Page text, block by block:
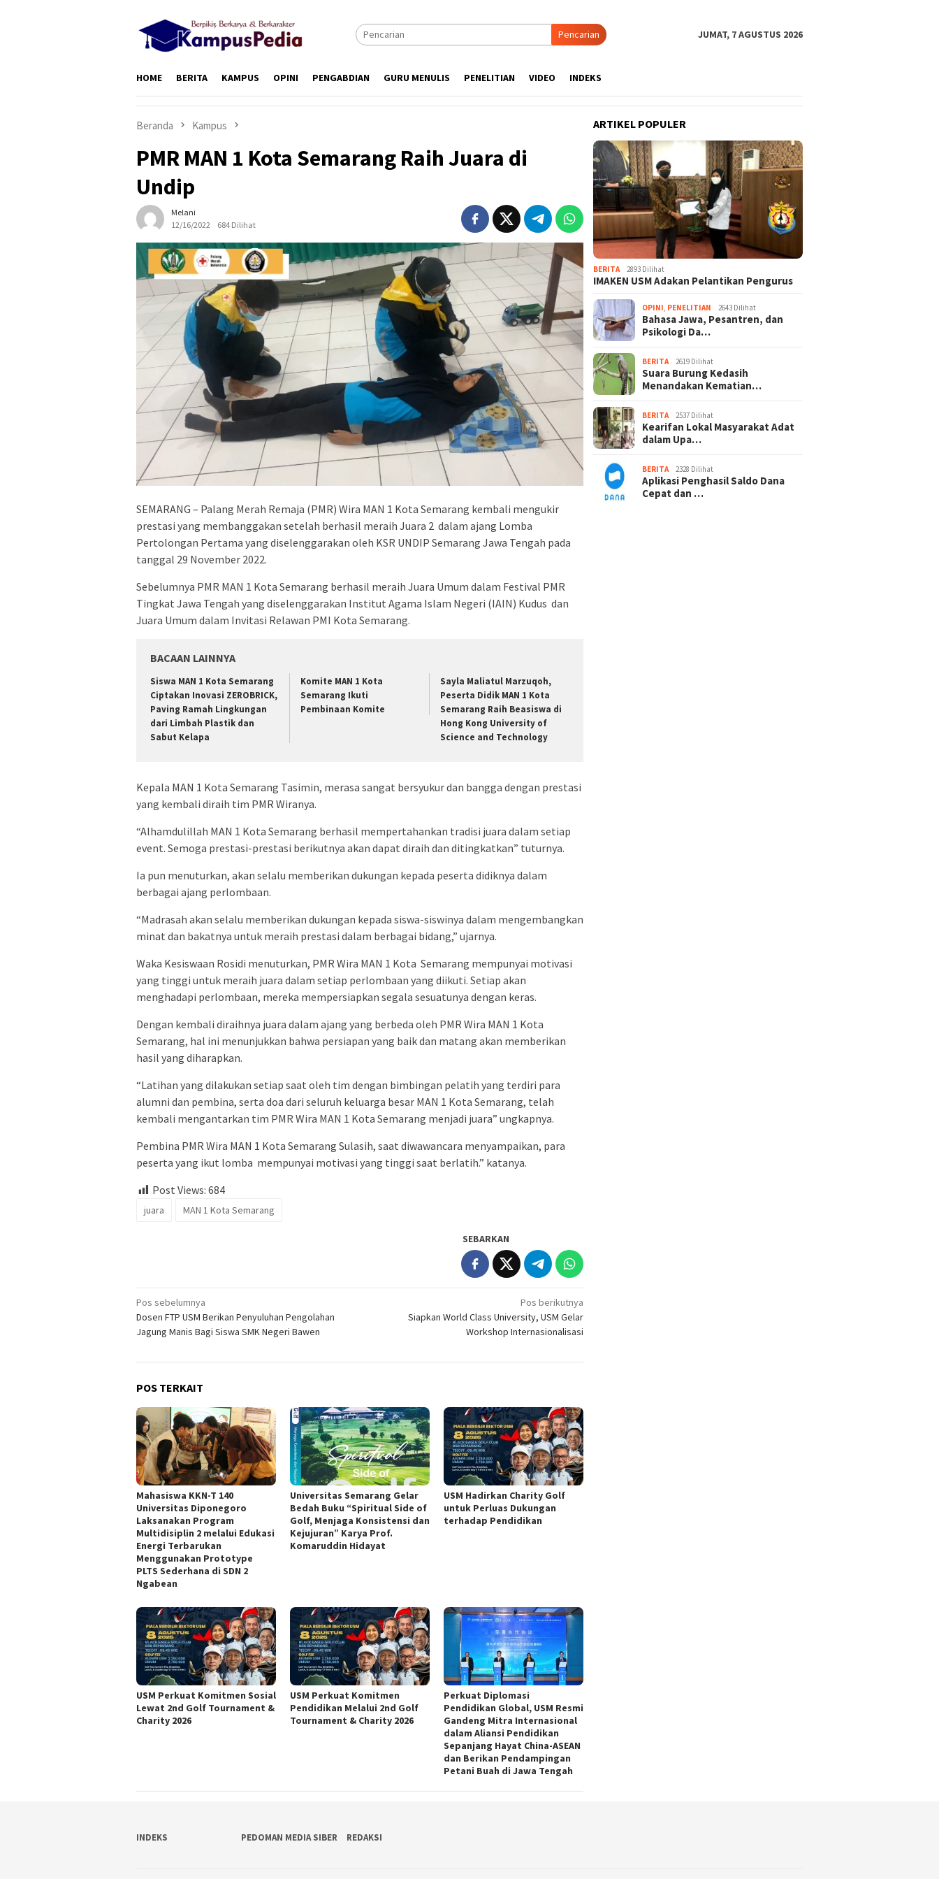
Pencarian JUMAT, 7 AGUSTUS 2026
HOME BERITA KAMPUS OPINI PENGABDIAN GURU MENULIS PENELITIAN VIDEO INDEKS
Beranda Kampus
PMR MAN 1 Kota Semarang Raih Juara di
Undip
Melani
12/16/2022
684 Dilihat
SEMARANG – Palang Merah Remaja (PMR) Wira MAN 1 Kota Semarang kembali mengukir
prestasi yang membanggakan setelah berhasil meraih Juara 2 dalam ajang Lomba
Pertolongan Pertama yang diselenggarakan oleh KSR UNDIP Semarang Jawa Tengah pada
tanggal 29 November 2022.
Sebelumnya PMR MAN 1 Kota Semarang berhasil meraih Juara Umum dalam Festival PMR
Tingkat Jawa Tengah yang diselenggarakan Institut Agama Islam Negeri (IAIN) Kudus dan
Juara Umum dalam Invitasi Relawan PMI Kota Semarang.
BACAAN LAINNYA
Siswa MAN 1 Kota Semarang
Ciptakan Inovasi ZEROBRICK,
Paving Ramah Lingkungan
dari Limbah Plastik dan
Sabut Kelapa
Komite MAN 1 Kota
Semarang Ikuti
Pembinaan Komite
Sayla Maliatul Marzuqoh,
Peserta Didik MAN 1 Kota
Semarang Raih Beasiswa di
Hong Kong University of
Science and Technology
Kepala MAN 1 Kota Semarang Tasimin, merasa sangat bersyukur dan bangga dengan prestasi
yang kembali diraih tim PMR Wiranya.
“Alhamdulillah MAN 1 Kota Semarang berhasil mempertahankan tradisi juara dalam setiap
event. Semoga prestasi-prestasi berikutnya akan dapat diraih dan ditingkatkan” tuturnya.
Ia pun menuturkan, akan selalu memberikan dukungan kepada peserta didiknya dalam
berbagai ajang perlombaan.
“Madrasah akan selalu memberikan dukungan kepada siswa-siswinya dalam mengembangkan
minat dan bakatnya untuk meraih prestasi dalam berbagai bidang,” ujarnya.
Waka Kesiswaan Rosidi menuturkan, PMR Wira MAN 1 Kota Semarang mempunyai motivasi
yang tinggi untuk meraih juara dalam setiap perlombaan yang diikuti. Setiap akan
menghadapi perlombaan, mereka mempersiapkan segala sesuatunya dengan keras.
Dengan kembali diraihnya juara dalam ajang yang berbeda oleh PMR Wira MAN 1 Kota
Semarang, hal ini menunjukkan bahwa persiapan yang baik dan matang akan memberikan
hasil yang diharapkan.
“Latihan yang dilakukan setiap saat oleh tim dengan bimbingan pelatih yang terdiri para
alumni dan pembina, serta doa dari seluruh keluarga besar MAN 1 Kota Semarang, telah
kembali mengantarkan tim PMR Wira MAN 1 Kota Semarang menjadi juara” ungkapnya.
Pembina PMR Wira MAN 1 Kota Semarang Sulasih, saat diwawancara menyampaikan, para
peserta yang ikut lomba mempunyai motivasi yang tinggi saat berlatih.” katanya.
Post Views: 684
juara MAN 1 Kota Semarang
SEBARKAN
Navigasi
pos
Pos sebelumnya
Dosen FTP USM Berikan Penyuluhan Pengolahan
Jagung Manis Bagi Siswa SMK Negeri Bawen
Pos berikutnya
Siapkan World Class University, USM Gelar
Workshop Internasionalisasi
POS TERKAIT
Mahasiswa KKN-T 140
Universitas Diponegoro
Laksanakan Program
Multidisiplin 2 melalui Edukasi
Energi Terbarukan
Menggunakan Prototype
PLTS Sederhana di SDN 2
Ngabean
Universitas Semarang Gelar
Bedah Buku “Spiritual Side of
Golf, Menjaga Konsistensi dan
Kejujuran” Karya Prof.
Komaruddin Hidayat
USM Hadirkan Charity Golf
untuk Perluas Dukungan
terhadap Pendidikan
USM Perkuat Komitmen Sosial
Lewat 2nd Golf Tournament &
Charity 2026
USM Perkuat Komitmen
Pendidikan Melalui 2nd Golf
Tournament & Charity 2026
Perkuat Diplomasi
Pendidikan Global, USM Resmi
Gandeng Mitra Internasional
dalam Aliansi Pendidikan
Sepanjang Hayat China-ASEAN
dan Berikan Pendampingan
Petani Buah di Jawa Tengah
ARTIKEL POPULER
BERITA 2893 Dilihat
IMAKEN USM Adakan Pelantikan Pengurus
OPINI PENELITIAN 2643 Dilihat
Bahasa Jawa, Pesantren, dan
Psikologi Da…
BERITA 2619 Dilihat
Suara Burung Kedasih
Menandakan Kematian…
BERITA 2537 Dilihat
Kearifan Lokal Masyarakat Adat
dalam Upa…
BERITA 2328 Dilihat
Aplikasi Penghasil Saldo Dana
Cepat dan …
INDEKS PEDOMAN MEDIA SIBER REDAKSI